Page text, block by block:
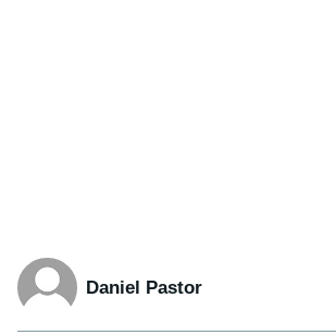
Daniel Pastor